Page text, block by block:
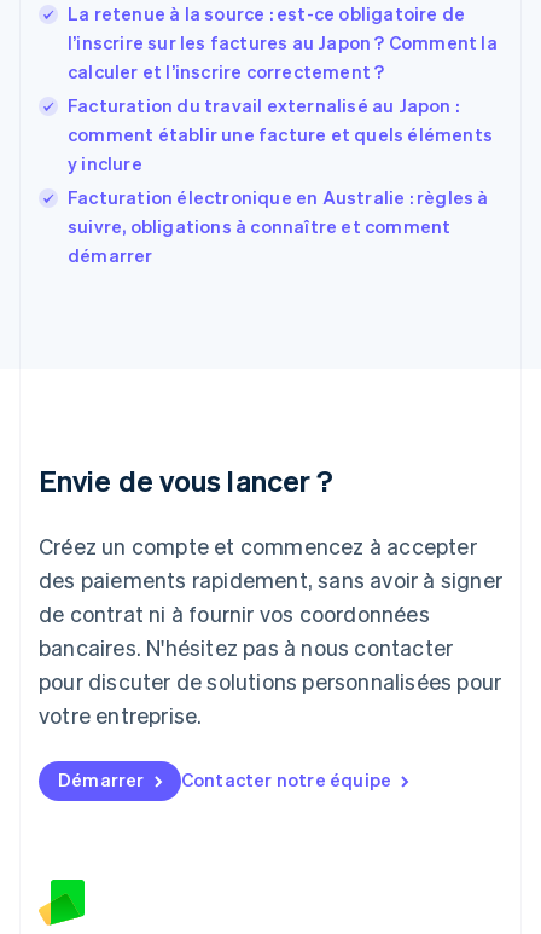
La retenue à la source : est-ce obligatoire de
l’inscrire sur les factures au Japon ? Comment la
calculer et l’inscrire correctement ?
Facturation du travail externalisé au Japon :
comment établir une facture et quels éléments
y inclure
Facturation électronique en Australie : règles à
suivre, obligations à connaître et comment
démarrer
Envie de vous lancer ?
Créez un compte et commencez à accepter
des paiements rapidement, sans avoir à signer
de contrat ni à fournir vos coordonnées
bancaires. N'hésitez pas à nous contacter
pour discuter de solutions personnalisées pour
votre entreprise.
Démarrer Contacter notre équipe
États-Unis
English Español 简体中文
Finlande
English Svenska
FrançaisEnglish
Gibraltar
English
Grèce
Hongrie
日本語 English
English
Liechtenstein
Deutsch English
Lituanie
English
Luxembourg
FrançaisDeutschEnglish
Malaisie
Malte
English
Mexique
English
Nouvelle-Zélande